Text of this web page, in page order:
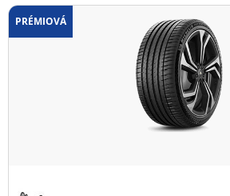
Typ pneumatiky
Všechny typy (40)
PRÉMIOVÁ